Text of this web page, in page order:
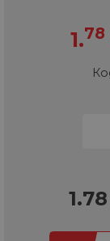
1.78
1.78